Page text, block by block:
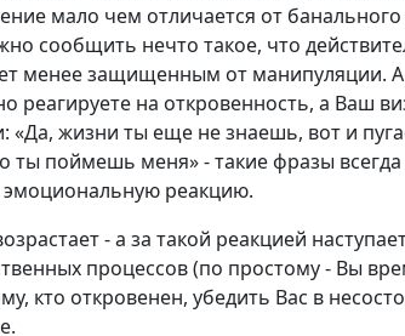
мало чем отличается от
сообщить нечто такое, что
менее защищенным от манипуляции.
реагируете на откровенность, а Ваш
«Да, жизни ты еще не знаешь, вот и
ты поймешь меня» - такие фразы
реакцию.
- а за такой реакцией
процессов (по простому - Вы
кто откровенен, убедить Вас в